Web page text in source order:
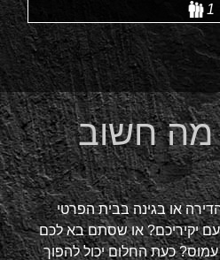
1
מה חשוב
או בגינה בבית הפרטי
עם יקיריכם? או שסתם בא לכם
כעת החלום יכול להפוך